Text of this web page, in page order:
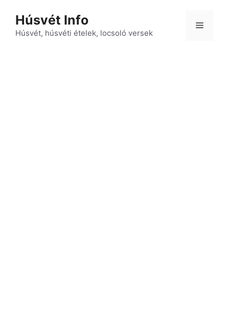
tartalomba
Húsvét Info
Húsvét, húsvéti ételek, locsoló versek
Menü